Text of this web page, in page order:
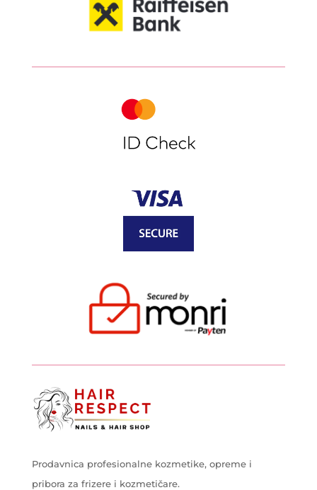
Prodavnica profesionalne kozmetike, opreme i
pribora za frizere i kozmetičare.